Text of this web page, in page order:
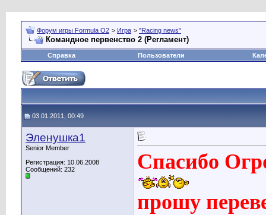
Форум игры Formula O2 > Игра > "Racing news"
Командное первенство 2 (Регламент)
Справка Пользователи
03.01.2011, 00:49
Эленушка1
Senior Member
Регистрация: 10.06.2008
Сообщений: 232
Спасибо
прошу